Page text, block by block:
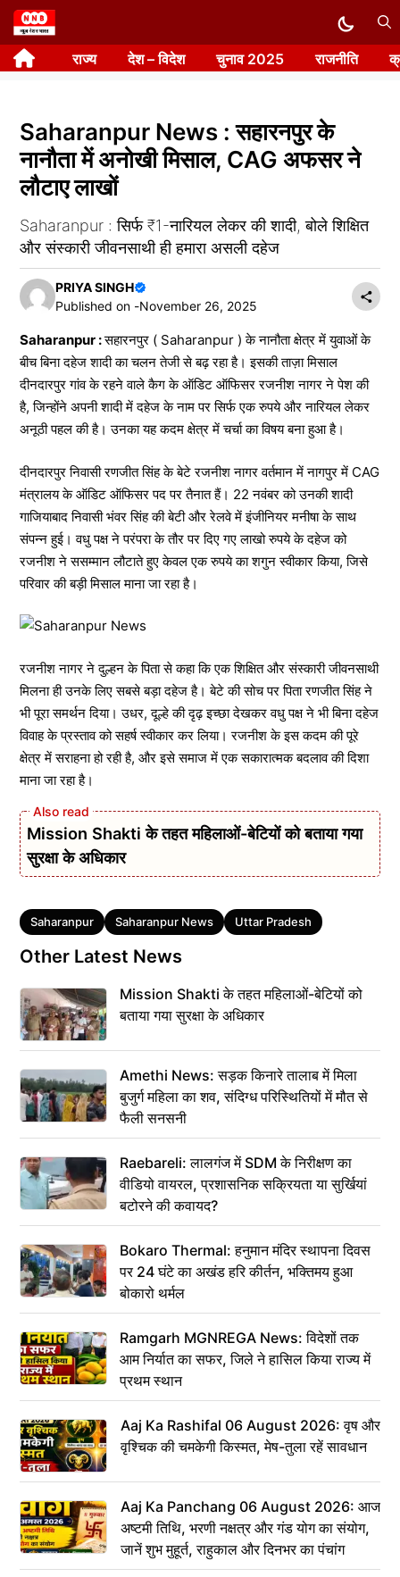
Skip
to
content राज्य देश – विदेश चुनाव 2025 राजनीति
Saharanpur News : सहारनपुर के
नानौता में अनोखी मिसाल, CAG अफसर ने
लौटाए लाखों
Saharanpur : सिर्फ ₹1-नारियल लेकर की शादी, बोले शिक्षित
और संस्कारी जीवनसाथी ही हमारा असली दहेज
PRIYA SINGH
Published on -November 26, 2025
Saharanpur :सहारनपुर ( Saharanpur ) के नानौता क्षेत्र में युवाओं के
बीच बिना दहेज शादी का चलन तेजी से बढ़ रहा है। इसकी ताज़ा मिसाल
दीनदारपुर गांव के रहने वाले कैग के ऑडिट ऑफिसर रजनीश नागर ने पेश की
है, जिन्होंने अपनी शादी में दहेज के नाम पर सिर्फ एक रुपये और नारियल लेकर
अनूठी पहल की है। उनका यह कदम क्षेत्र में चर्चा का विषय बना हुआ है।
दीनदारपुर निवासी रणजीत सिंह के बेटे रजनीश नागर वर्तमान में नागपुर में CAG
मंत्रालय के ऑडिट ऑफिसर पद पर तैनात हैं। 22 नवंबर को उनकी शादी
गाजियाबाद निवासी भंवर सिंह की बेटी और रेलवे में इंजीनियर मनीषा के साथ
संपन्न हुई। वधु पक्ष ने परंपरा के तौर पर दिए गए लाखो रुपये के दहेज को
रजनीश ने ससम्मान लौटाते हुए केवल एक रुपये का शगुन स्वीकार किया, जिसे
परिवार की बड़ी मिसाल माना जा रहा है।
रजनीश नागर ने दुल्हन के पिता से कहा कि एक शिक्षित और संस्कारी जीवनसाथी
मिलना ही उनके लिए सबसे बड़ा दहेज है। बेटे की सोच पर पिता रणजीत सिंह ने
भी पूरा समर्थन दिया। उधर, दूल्हे की दृढ़ इच्छा देखकर वधु पक्ष ने भी बिना दहेज
विवाह के प्रस्ताव को सहर्ष स्वीकार कर लिया। रजनीश के इस कदम की पूरे
क्षेत्र में सराहना हो रही है, और इसे समाज में एक सकारात्मक बदलाव की दिशा
माना जा रहा है।
Mission Shakti के तहत महिलाओं-बेटियों को बताया गया
सुरक्षा के अधिकार
Tags
Saharanpur Saharanpur News Uttar Pradesh
Other Latest News
Mission Shakti के तहत महिलाओं-बेटियों को
बताया गया सुरक्षा के अधिकार
Amethi News: सड़क किनारे तालाब में मिला
बुजुर्ग महिला का शव, संदिग्ध परिस्थितियों में मौत से
फैली सनसनी
Raebareli: लालगंज में SDM के निरीक्षण का
वीडियो वायरल, प्रशासनिक सक्रियता या सुर्खियां
बटोरने की कवायद?
Bokaro Thermal: हनुमान मंदिर स्थापना दिवस
पर 24 घंटे का अखंड हरि कीर्तन, भक्तिमय हुआ
बोकारो थर्मल
Ramgarh MGNREGA News: विदेशों तक
आम निर्यात का सफर, जिले ने हासिल किया राज्य में
प्रथम स्थान
Aaj Ka Rashifal 06 August 2026: वृष और
वृश्चिक की चमकेगी किस्मत, मेष-तुला रहें सावधान
Aaj Ka Panchang 06 August 2026: आज
अष्टमी तिथि, भरणी नक्षत्र और गंड योग का संयोग,
जानें शुभ मुहूर्त, राहुकाल और दिनभर का पंचांग